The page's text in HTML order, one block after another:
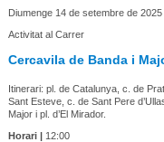
Diumenge 14 de setembre de 2025
Activitat al Carrer
Cercavila de Banda i
Itinerari: pl. de Catalunya, c. de
Sant Esteve, c. de Sant Pere
Major i pl. d’El Mirador.
Horari |12:00